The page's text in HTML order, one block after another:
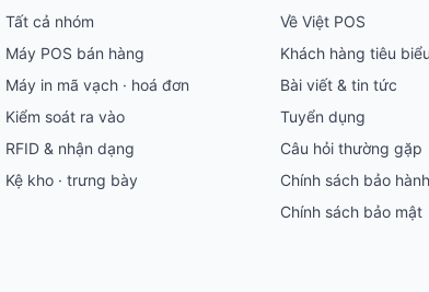
Tất cả nhóm
Máy POS bán hàng
Máy in mã vạch · hoá đơn
Kiểm soát ra vào
RFID & nhận dạng
Kệ kho · trưng bày
Về Việt POS
Khách hàng tiêu biểu
Bài viết & tin tức
Tuyển dụng
Câu hỏi thường gặp
Chính sách bảo hành
Chính sách bảo mật